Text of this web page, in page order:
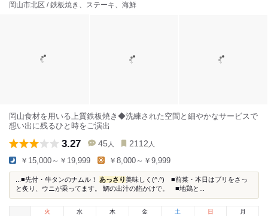
岡山市北区 / 鉄板焼き、ステーキ、海鮮
岡山食材を用いる上質鉄板焼き◆洗練された空間と細やかなサービスで
想い出に残るひと時をご演出
3.27 45 人 2112 人
￥15,000～￥19,999 ￥8,000～￥9,999
...■先付・牛タンのナムル！ あっさり美味しく(^.^) ■前菜・本日はブリをさっ
と炙り、ウニが乗ってます。 鯛の出汁の餡かけで。 ■地鶏と...
火
水 木 金 土 日 月